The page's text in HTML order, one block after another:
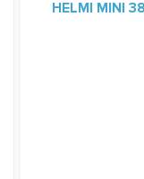
HELMI MINI